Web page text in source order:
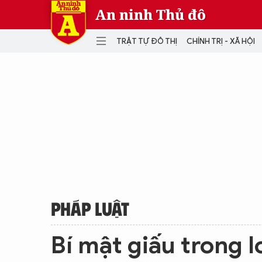
An ninh Thủ đô
TRẬT TỰ ĐÔ THỊ CHÍNH TRỊ - XÃ HỘI
PHÁP LUẬT
Bí mật giấu trong